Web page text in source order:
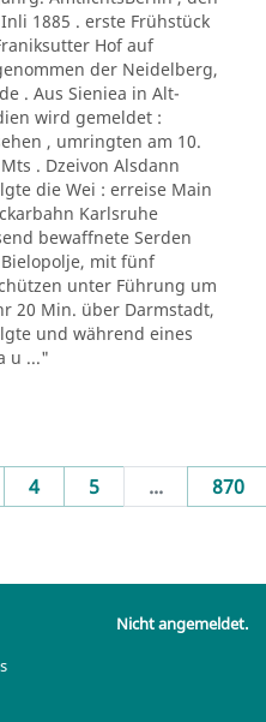
1885 . erste Frühstück
Hof auf
der Neidelberg,
. Aus Sieniea in Alt-
wird gemeldet :
, umringten am 10.
. Dzeivon Alsdann
die Wei : erreise Main
Karlsruhe
bewaffnete Serden
mit fünf
unter Führung um
20 Min. über Darmstadt,
und während eines
u ..."
4 5 ... 870
Nicht angemeldet.